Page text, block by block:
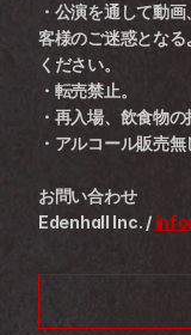
・公演を通して動
客様のご迷惑とな
ください。
・転売禁止。
・再入場、飲食物の
・アルコール販売
お問い合わせ
Edenhall Inc. /